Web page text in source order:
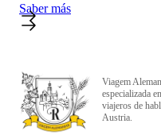
Saber más
Viagem
especializada
viajeros de
Austria.